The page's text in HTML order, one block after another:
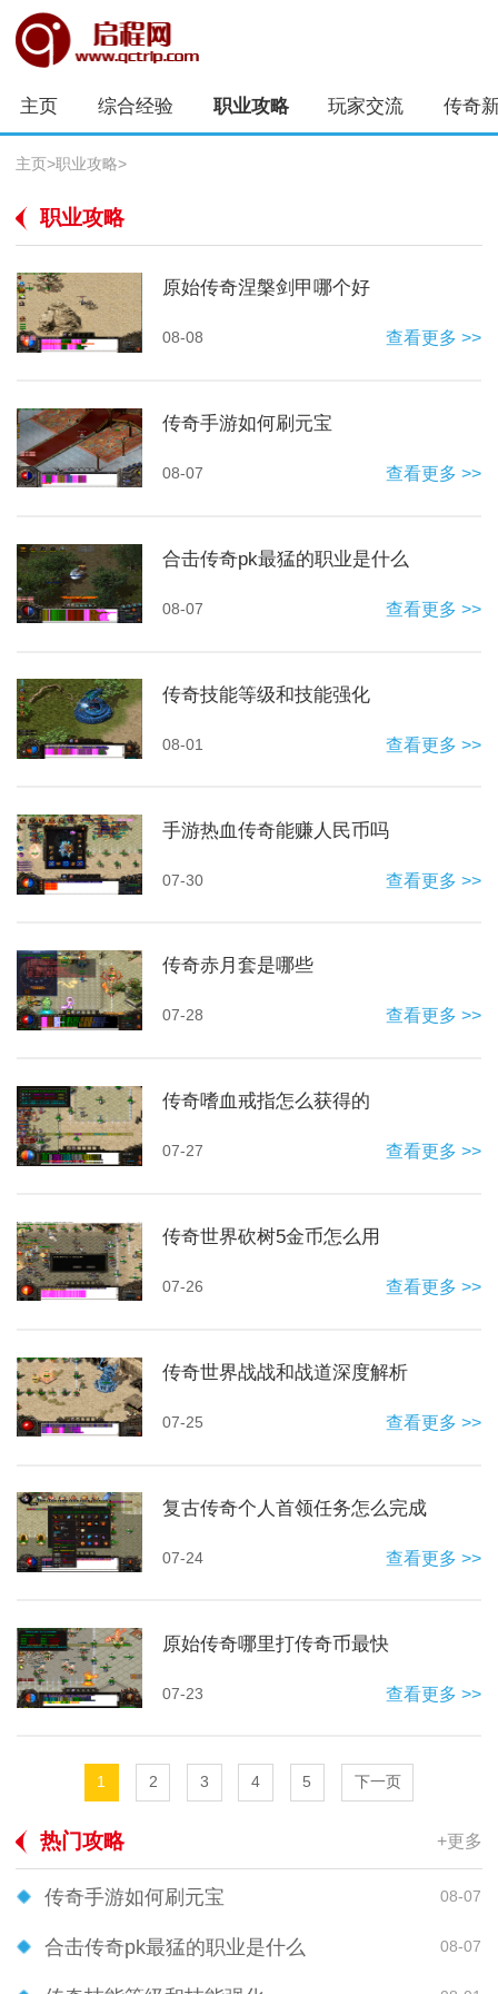
主页 综合经验 职业攻略 玩家交流 传奇
主页>职业攻略>
职业攻略
原始传奇涅槃剑甲哪个好
08-08 查看更多 >>
传奇手游如何刷元宝
08-07 查看更多 >>
合击传奇pk最猛的职业是什么
08-07 查看更多 >>
传奇技能等级和技能强化
08-01 查看更多 >>
手游热血传奇能赚人民币吗
07-30 查看更多 >>
传奇赤月套是哪些
07-28 查看更多 >>
传奇嗜血戒指怎么获得的
07-27 查看更多 >>
传奇世界砍树5金币怎么用
07-26 查看更多 >>
传奇世界战战和战道深度解析
07-25 查看更多 >>
复古传奇个人首领任务怎么完成
07-24 查看更多 >>
原始传奇哪里打传奇币最快
07-23 查看更多 >>
1 2 3 4 5 下一页
热门攻略 +更多
传奇手游如何刷元宝 08-07
合击传奇pk最猛的职业是什么 08-07